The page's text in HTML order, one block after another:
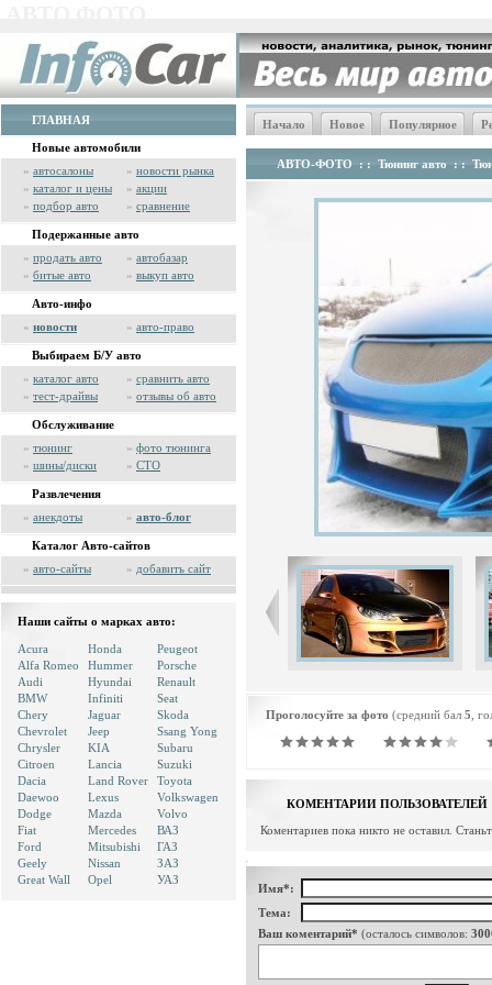
ГЛАВНАЯ
Новые автомобили
» автосалоны » новости рынка
» каталог и цены » акции
» подбор авто » сравнение
Подержанные авто
» продать авто » автобазар
» битые авто » выкуп авто
Авто-инфо
» новости » авто-право
Выбираем Б/У авто
» каталог авто » сравнить авто
» тест-драйвы » отзывы об авто
Обслуживание
» тюнинг » фото тюнинга
» шины/диски » СТО
Развлечения
» анекдоты » авто-блог
Каталог Авто-сайтов
» авто-сайты » добавить сайт
Наши сайты о марках авто:
Acura
Alfa Romeo
Audi
BMW
Chery
Chevrolet
Chrysler
Citroen
Dacia
Daewoo
Dodge
Fiat
Ford
Geely
Great Wall
Honda
Hummer
Hyundai
Infiniti
Jaguar
Jeep
KIA
Lancia
Land Rover
Lexus
Mazda
Mercedes
Mitsubishi
Nissan
Opel
Peugeot
Porsche
Renault
Seat
Skoda
Ssang Yong
Subaru
Suzuki
Toyota
Volkswagen
Volvo
ВАЗ
ГАЗ
ЗАЗ
УАЗ
Начало Новое Популярное
АВТО-ФОТО : : Тюнинг авто : :
Проголосуйте за фото (средний бал 5 ,
КОМЕНТАРИИ ПОЛЬЗОВАТЕЛЕЙ
Коментариев пока никто не оставил.
Имя*:
Тема:
Ваш коментарий* (осталось символов: